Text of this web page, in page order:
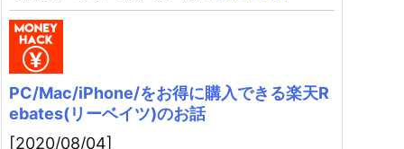
PC/Mac/iPhone/をお得に購入できる楽天R
ebates(リーベイツ)のお話
[2020/08/04]